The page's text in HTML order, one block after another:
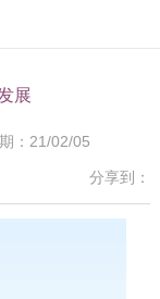
展
：21/02/05
分享到：